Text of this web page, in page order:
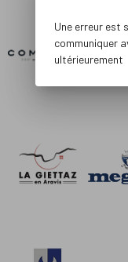
Une erreur est
communiquer
ultérieurement